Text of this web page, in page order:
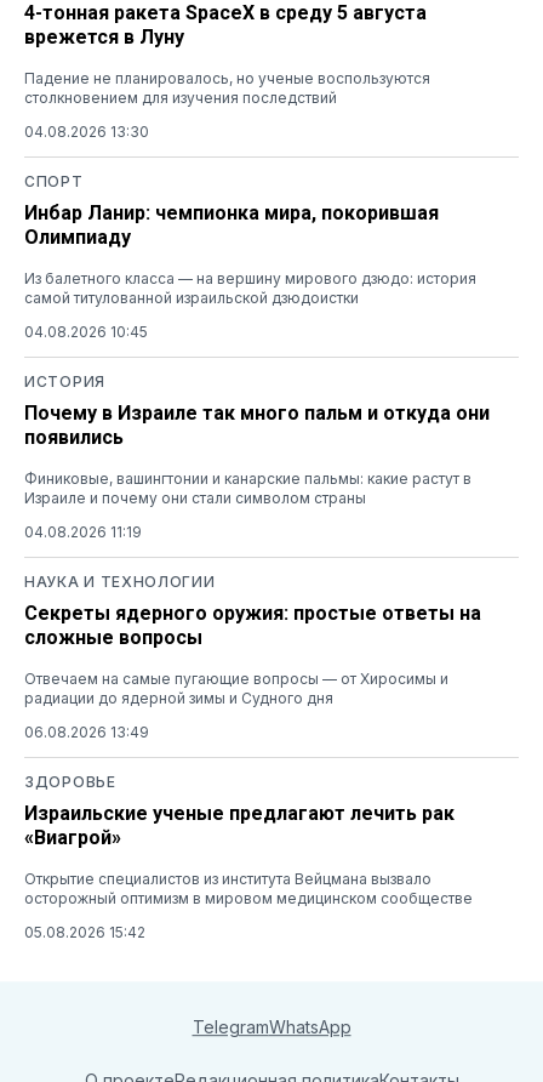
4-тонная ракета SpaceX в среду 5 августа
врежется в Луну
Падение не планировалось, но ученые воспользуются
столкновением для изучения последствий
04.08.2026 13:30
СПОРТ
Инбар Ланир: чемпионка мира, покорившая
Олимпиаду
Из балетного класса — на вершину мирового дзюдо: история
самой титулованной израильской дзюдоистки
04.08.2026 10:45
ИСТОРИЯ
Почему в Израиле так много пальм и откуда они
появились
Финиковые, вашингтонии и канарские пальмы: какие растут в
Израиле и почему они стали символом страны
04.08.2026 11:19
НАУКА И ТЕХНОЛОГИИ
Секреты ядерного оружия: простые ответы на
сложные вопросы
Отвечаем на самые пугающие вопросы — от Хиросимы и
радиации до ядерной зимы и Судного дня
06.08.2026 13:49
ЗДОРОВЬЕ
Израильские ученые предлагают лечить рак
«Виагрой»
Открытие специалистов из института Вейцмана вызвало
осторожный оптимизм в мировом медицинском сообществе
05.08.2026 15:42
TelegramWhatsApp